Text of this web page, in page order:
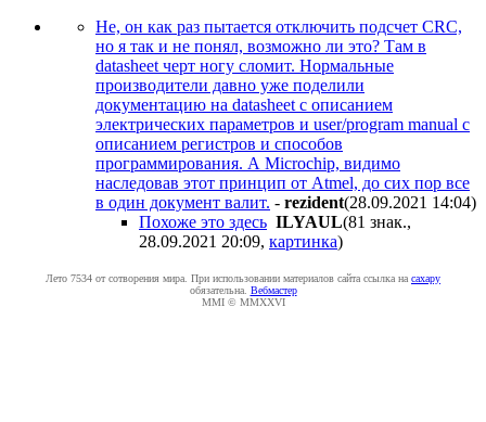
Не, он как раз пытается отключить подсчет CRC,
но я так и не понял, возможно ли это? Там в
datasheet черт ногу сломит. Нормальные
производители давно уже поделили
документацию на datasheet с описанием
электрических параметров и user/program manual с
описанием регистров и способов
программирования. А Microchip, видимо
наследовав этот принцип от Atmel, до сих пор все
в один документ валит. - rezident(28.09.2021 14:04)
Похоже это здесь ILYAUL(81 знак.,
28.09.2021 20:09, картинка)
Лето 7534 от сотворения мира. При использовании материалов сайта ссылка на caxapу
обязательна. Вебмастер
MMI © MMXXVI